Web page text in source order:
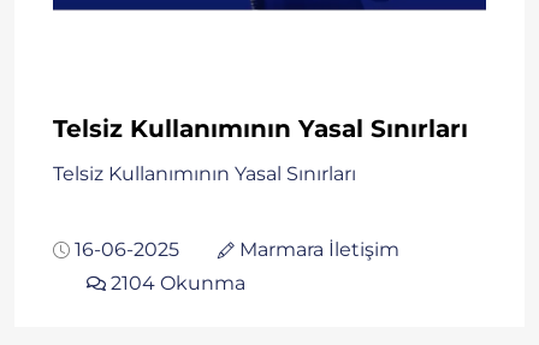
Telsiz Kullanımının Yasal Sınırları
Telsiz Kullanımının Yasal Sınırları
16-06-2025
Marmara İletişim
2104 Okunma